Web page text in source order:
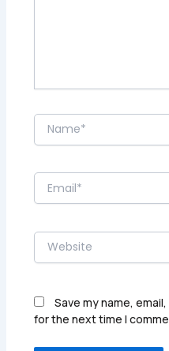
Name*
Website
Save my name,
for the next time I